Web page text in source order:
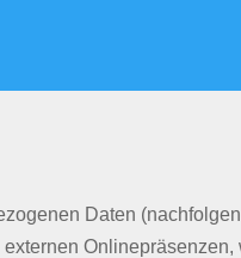
Daten
Onlinepräsenzen,